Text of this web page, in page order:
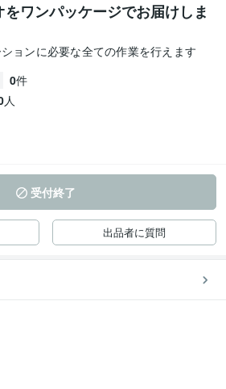
をワンパッケージでお届けしま
ョンに必要な全ての作業を行えます
0件
人
受付終了
出品者に質問